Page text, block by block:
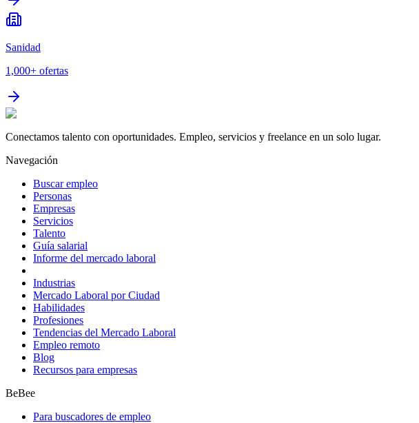
Sanidad
1,000+ ofertas
Conectamos talento con oportunidades. Empleo, servicios y freelance en un solo lugar.
Navegación
Buscar empleo
Personas
Empresas
Servicios
Talento
Guía salarial
Informe del mercado laboral
Industrias
Mercado Laboral por Ciudad
Habilidades
Profesiones
Tendencias del Mercado Laboral
Empleo remoto
Blog
Recursos para empresas
BeBee
Para buscadores de empleo